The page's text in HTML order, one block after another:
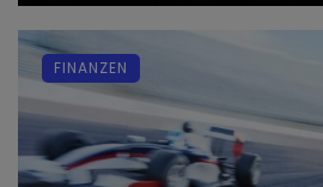
FINANZEN